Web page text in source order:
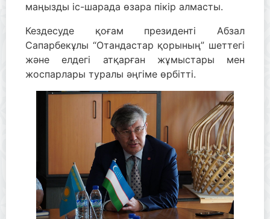
маңызды іс-шарада өзара пікір алмасты.
Кездесуде қоғам президенті Абзал
Сапарбекұлы “Отандастар қорының” шеттегі
және елдегі атқарған жұмыстары мен
жоспарлары туралы әңгіме өрбітті.